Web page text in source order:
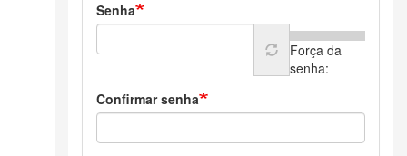
Senha
Força da
senha:
Confirmar senha